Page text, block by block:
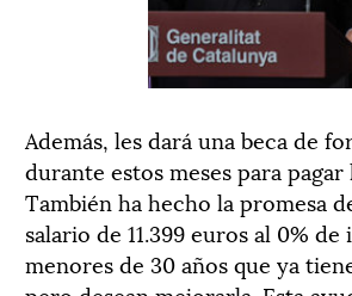
Además, les dará una beca de
durante estos meses para
También ha hecho la promesa
salario de 11.399 euros al 0%
menores de 30 años que ya